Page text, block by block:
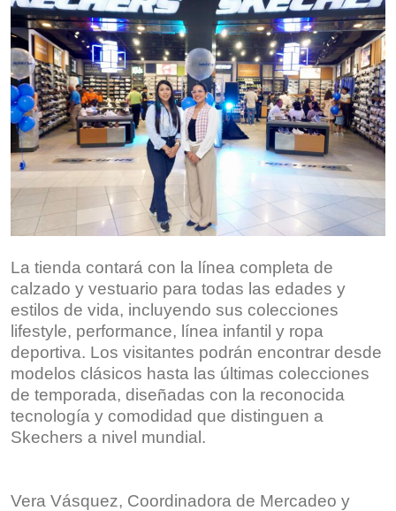
La tienda contará con la línea completa de
calzado y vestuario para todas las edades y
estilos de vida, incluyendo sus colecciones
lifestyle, performance, línea infantil y ropa
deportiva. Los visitantes podrán encontrar desde
modelos clásicos hasta las últimas colecciones
de temporada, diseñadas con la reconocida
tecnología y comodidad que distinguen a
Skechers a nivel mundial.
Vera Vásquez, Coordinadora de Mercadeo y